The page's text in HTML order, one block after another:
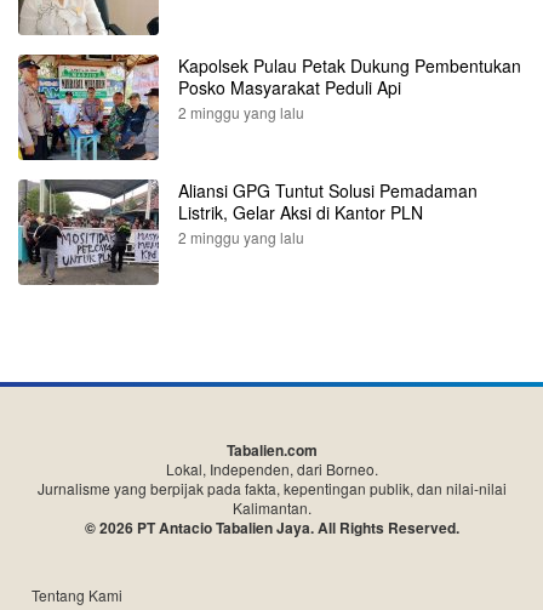
Kapolsek Pulau Petak Dukung Pembentukan
Posko Masyarakat Peduli Api
2 minggu yang lalu
Aliansi GPG Tuntut Solusi Pemadaman
Listrik, Gelar Aksi di Kantor PLN
2 minggu yang lalu
Tabalien.com
Lokal, Independen, dari Borneo.
Jurnalisme yang berpijak pada fakta, kepentingan publik, dan nilai-nilai
Kalimantan.
© 2026 PT Antacio Tabalien Jaya. All Rights Reserved.
Tentang Kami